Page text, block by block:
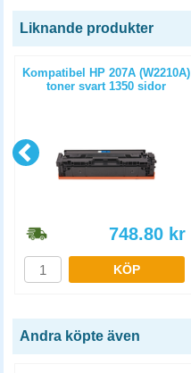
Liknande produkter
Kompatibel HP 207A (W2210A)
toner svart 1350 sidor
748.80 kr
KÖP
Andra köpte även